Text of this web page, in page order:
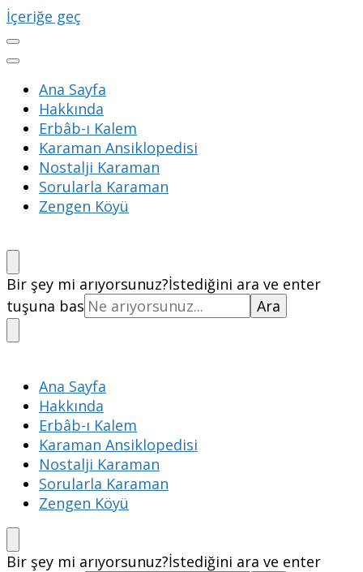
İçeriğe geç
Ana Sayfa
Hakkında
Erbâb-ı Kalem
Karaman Ansiklopedisi
Nostalji Karaman
Sorularla Karaman
Zengen Köyü
Bir şey mi arıyorsunuz?İstediğini ara ve enter
tuşuna bas
Ana Sayfa
Hakkında
Erbâb-ı Kalem
Karaman Ansiklopedisi
Nostalji Karaman
Sorularla Karaman
Zengen Köyü
Bir şey mi arıyorsunuz?İstediğini ara ve enter